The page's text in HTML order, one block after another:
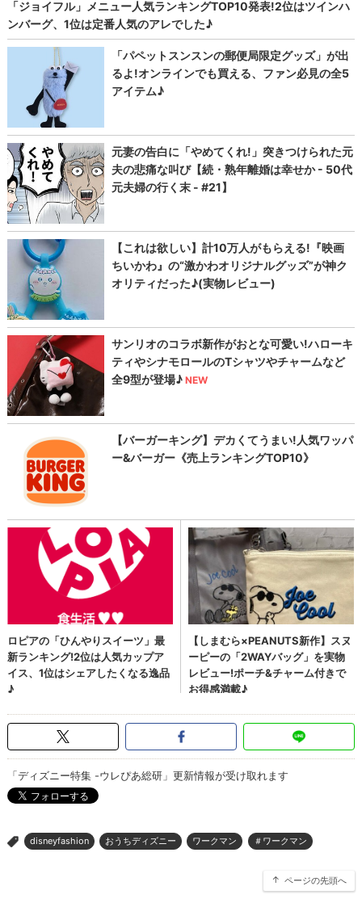
「ディズニー特集 -ウレぴあ総研」更新情報が受け取れます
> disneyfashion おうちディズニー ワークマン ＃ワークマン
ページの先頭へ